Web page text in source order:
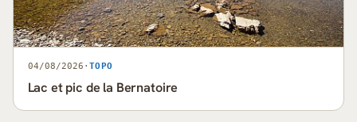
04/08/2026 · TOPO
Lac et pic de la Bernatoire